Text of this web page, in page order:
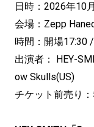
日時：2026年10
会場：Zepp
時間：開場17:30
出演者： HEY-
ow Skulls(US)
チケット前売り